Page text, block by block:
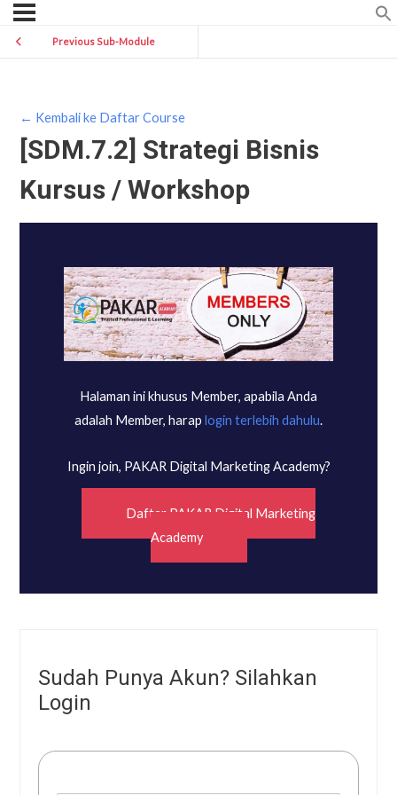
Previous Sub-Module
← Kembali ke Daftar Course
[SDM.7.2] Strategi Bisnis
Kursus / Workshop
Halaman ini khusus Member, apabila Anda
adalah Member, harap login terlebih dahulu.
Ingin join, PAKAR Digital Marketing Academy?
Daftar PAKAR Digital Marketing
Academy
Sudah Punya Akun? Silahkan
Login